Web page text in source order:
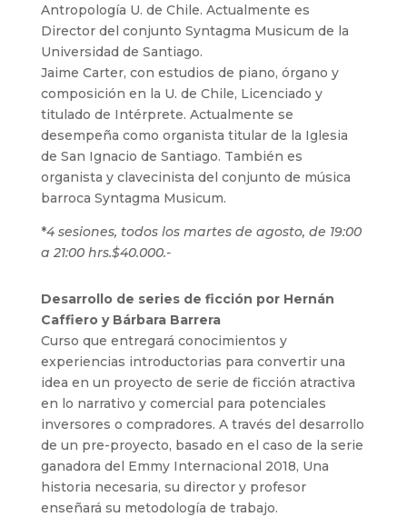
Antropología U. de Chile. Actualmente es
Director del conjunto Syntagma Musicum de la
Universidad de Santiago.
Jaime Carter, con estudios de piano, órgano y
composición en la U. de Chile, Licenciado y
titulado de Intérprete. Actualmente se
desempeña como organista titular de la Iglesia
de San Ignacio de Santiago. También es
organista y clavecinista del conjunto de música
barroca Syntagma Musicum.
*4 sesiones, todos los martes de agosto, de 19:00
a 21:00 hrs.$40.000.-
Desarrollo de series de ficción por Hernán
Caffiero y Bárbara Barrera
Curso que entregará conocimientos y
experiencias introductorias para convertir una
idea en un proyecto de serie de ficción atractiva
en lo narrativo y comercial para potenciales
inversores o compradores. A través del desarrollo
de un pre-proyecto, basado en el caso de la serie
ganadora del Emmy Internacional 2018, Una
historia necesaria, su director y profesor
enseñará su metodología de trabajo.